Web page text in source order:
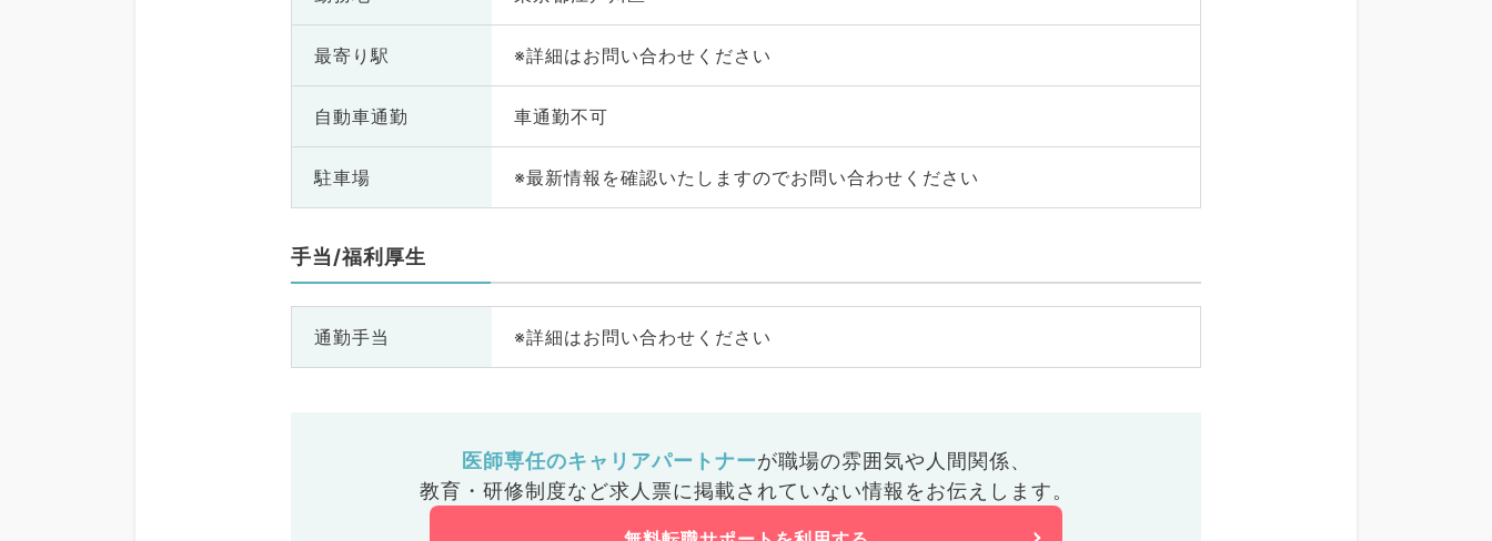
最寄り駅 ※詳細はお問い合わせください
自動車通勤 車通勤不可
駐車場 ※最新情報を確認いたしますのでお問い合わせください
手当/福利厚生
通勤手当 ※詳細はお問い合わせください
医師専任のキャリアパートナーが職場の雰囲気や人間関係、
教育・研修制度など求人票に掲載されていない情報をお伝えします。